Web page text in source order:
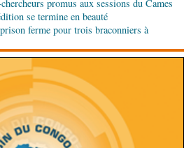
Centrafrique : les sanctions de
guerre silencieuse pour le
promus aux sessions du Cames
se termine en beauté
ferme pour trois braconniers à